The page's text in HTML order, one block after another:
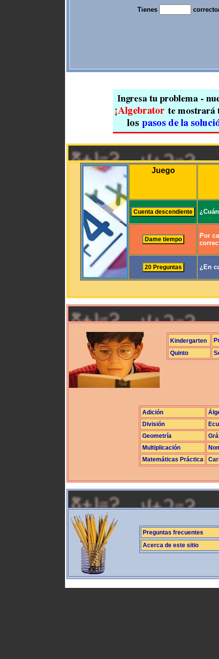
Tienes
Juego
Por
¿En
Kindergarten
Quinto
Adición
División
Geometría
Multiplicación
Matemáticas Práctica
Preguntas frecuentes
Acerca de este sitio